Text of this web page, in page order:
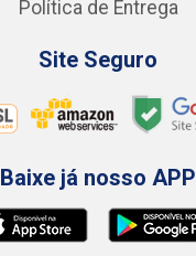
Política de Entrega
Site Seguro
Baixe já nosso APP